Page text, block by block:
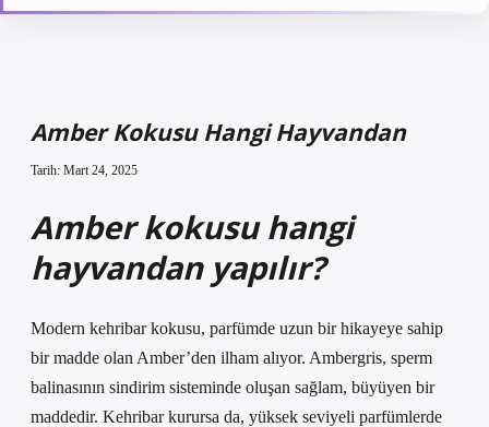
Amber Kokusu Hangi Hayvandan
Tarih: Mart 24, 2025
Amber kokusu hangi
hayvandan yapılır?
Modern kehribar kokusu, parfümde uzun bir hikayeye sahip
bir madde olan Amber’den ilham alıyor. Ambergris, sperm
balinasının sindirim sisteminde oluşan sağlam, büyüyen bir
maddedir. Kehribar kurursa da, yüksek seviyeli parfümlerde